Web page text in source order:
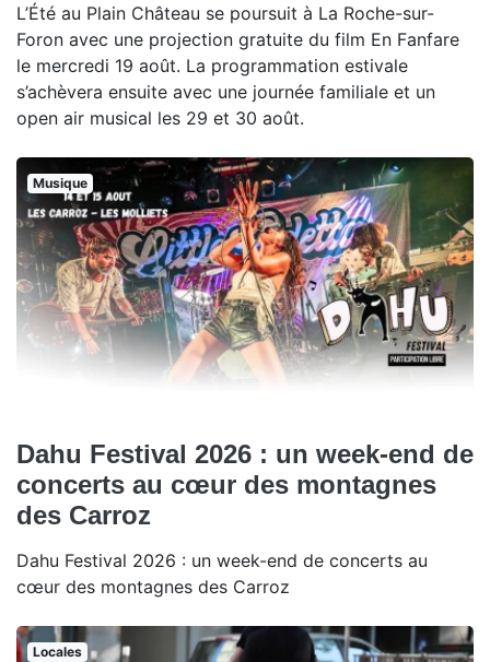
L’Été au Plain Château se poursuit à La Roche-sur-
Foron avec une projection gratuite du film En Fanfare
le mercredi 19 août. La programmation estivale
s’achèvera ensuite avec une journée familiale et un
open air musical les 29 et 30 août.
Musique
Dahu Festival 2026 : un week-end de
concerts au cœur des montagnes
des Carroz
Dahu Festival 2026 : un week-end de concerts au
cœur des montagnes des Carroz
Locales